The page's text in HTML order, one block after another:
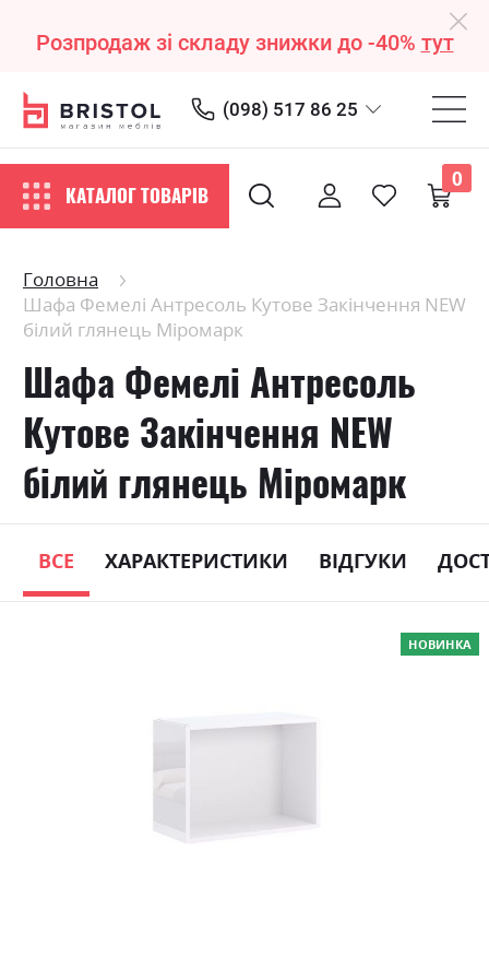
Розпродаж зі складу знижки до -40% тут
(098) 517 86 25
КАТАЛОГ ТОВАРІВ
0
Головна
Шафа Фемелі Антресоль Кутове Закінчення NEW
білий глянець Міромарк
Шафа Фемелі Антресоль
Кутове Закінчення NEW
білий глянець Міромарк
ВСЕ ХАРАКТЕРИСТИКИ ВІДГУКИ
НОВИНКА